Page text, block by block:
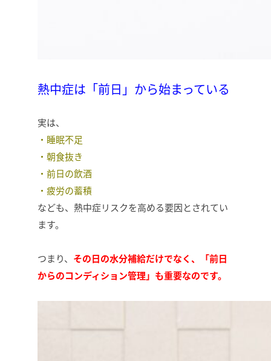
熱中症は「前日」から始まっている
実は、
・睡眠不足
・朝食抜き
・前日の飲酒
・疲労の蓄積
なども、熱中症リスクを高める要因とされてい
ます。
つまり、 その日の水分補給だけでなく、「前日
からのコンディション管理」も重要なのです。